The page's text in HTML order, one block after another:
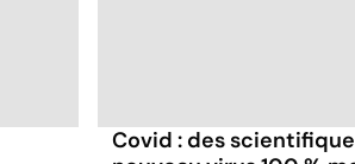
Covid : des